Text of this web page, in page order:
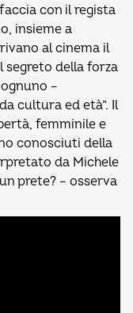
con il regista
insieme a
al cinema il
segreto della forza
–
cultura ed età”. Il
femminile e
conosciuti della
da Michele
prete? – osserva